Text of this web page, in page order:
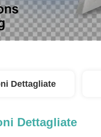
Dettagliate
Dettagliate